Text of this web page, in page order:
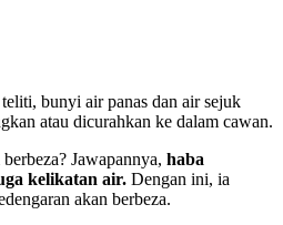
bunyi air panas dan air sejuk
atau dicurahkan ke dalam cawan.
Jawapannya, haba
kelikatan air. Dengan ini, ia
akan berbeza.